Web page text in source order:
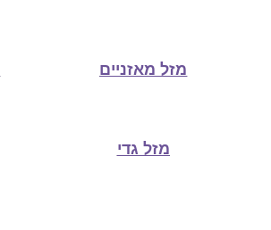
מזל מאזניים
מזל גדי